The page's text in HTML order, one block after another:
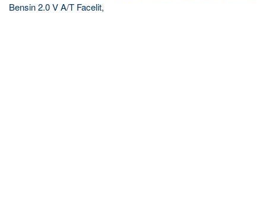
Bensin 2.0 V A/T Facelit,